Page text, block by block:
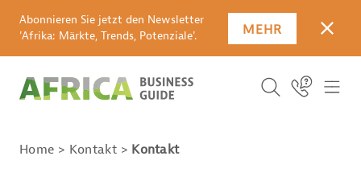
Abonnieren Sie jetzt den Newsletter
'Afrika: Märkte, Trends, Potenziale'.
MEHR
ICON
Suchbegriff
SUCHEN
Icon Link
Home Kontakt Kontakt